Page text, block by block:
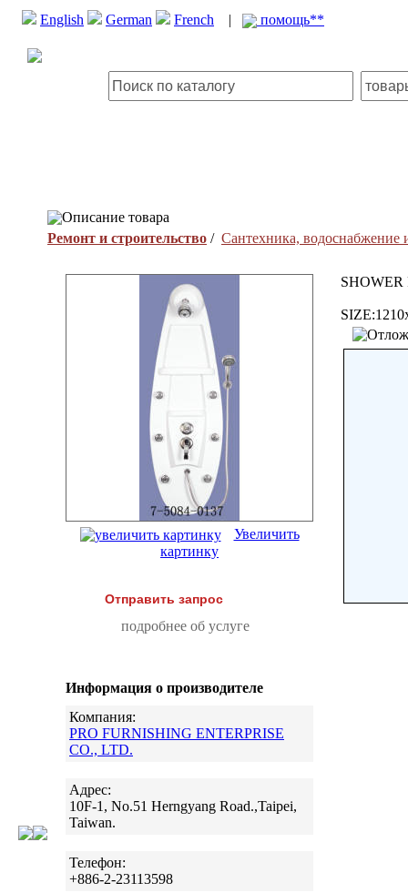
English German French | помощь**
Описание товара
Ремонт и строительство / Сантехника, водоснабжение
Увеличить
картинку
Отправить запрос
подробнее об услуге
Информация о производителе
Компания:
PRO FURNISHING ENTERPRISE
CO., LTD.
Адрес:
10F-1, No.51 Herngyang Road.,Taipei,
Taiwan.
Телефон:
+886-2-23113598
SHOWER